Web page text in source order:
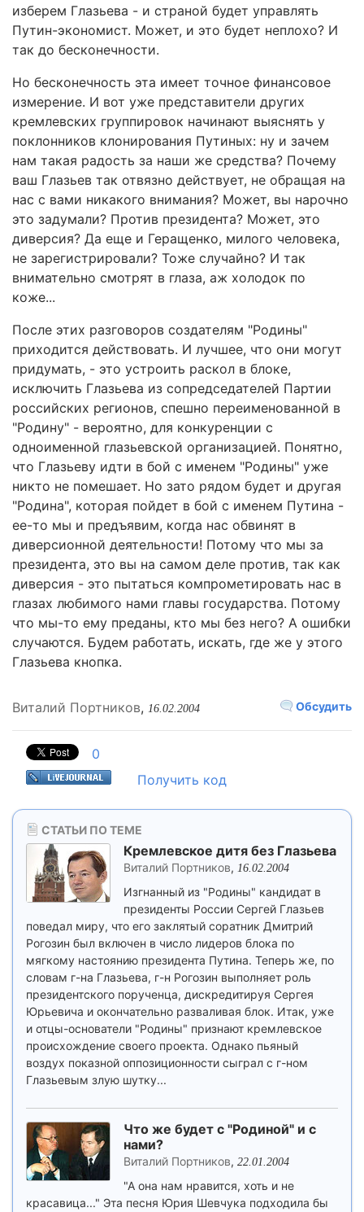
изберем Глазьева - и страной будет управлять
Путин-экономист. Может, и это будет неплохо? И
так до бесконечности.
Но бесконечность эта имеет точное финансовое
измерение. И вот уже представители других
кремлевских группировок начинают выяснять у
поклонников клонирования Путиных: ну и зачем
нам такая радость за наши же средства? Почему
ваш Глазьев так отвязно действует, не обращая на
нас с вами никакого внимания? Может, вы нарочно
это задумали? Против президента? Может, это
диверсия? Да еще и Геращенко, милого человека,
не зарегистрировали? Тоже случайно? И так
внимательно смотрят в глаза, аж холодок по
коже...
После этих разговоров создателям "Родины"
приходится действовать. И лучшее, что они могут
придумать, - это устроить раскол в блоке,
исключить Глазьева из сопредседателей Партии
российских регионов, спешно переименованной в
"Родину" - вероятно, для конкуренции с
одноименной глазьевской организацией. Понятно,
что Глазьеву идти в бой с именем "Родины" уже
никто не помешает. Но зато рядом будет и другая
"Родина", которая пойдет в бой с именем Путина -
ее-то мы и предъявим, когда нас обвинят в
диверсионной деятельности! Потому что мы за
президента, это вы на самом деле против, так как
диверсия - это пытаться компрометировать нас в
глазах любимого нами главы государства. Потому
что мы-то ему преданы, кто мы без него? А ошибки
случаются. Будем работать, искать, где же у этого
Глазьева кнопка.
Обсудить
Виталий Портников, 16.02.2004
0
Получить код
СТАТЬИ ПО ТЕМЕ
Кремлевское дитя без Глазьева
Виталий Портников, 16.02.2004
Изгнанный из "Родины" кандидат в
президенты России Сергей Глазьев
поведал миру, что его заклятый соратник Дмитрий
Рогозин был включен в число лидеров блока по
мягкому настоянию президента Путина. Теперь же, по
словам г-на Глазьева, г-н Рогозин выполняет роль
президентского порученца, дискредитируя Сергея
Юрьевича и окончательно разваливая блок. Итак, уже
и отцы-основатели "Родины" признают кремлевское
происхождение своего проекта. Однако пьяный
воздух показной оппозиционности сыграл с г-ном
Глазьевым злую шутку...
Что же будет с "Родиной" и с
нами?
Виталий Портников, 22.01.2004
"А она нам нравится, хоть и не
красавица..." Эта песня Юрия Шевчука подходила бы